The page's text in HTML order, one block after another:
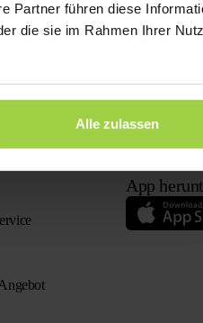
Partner führen diese
die sie im Rahmen Ihrer
Alle zulassen
App